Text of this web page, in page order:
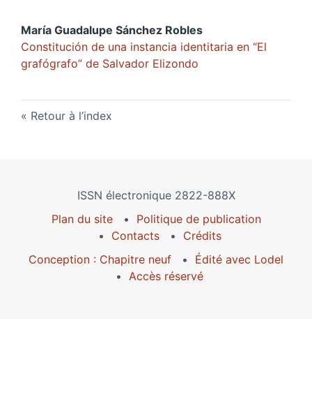
María Guadalupe Sánchez Robles
Constitución de una instancia identitaria en “El
grafógrafo” de Salvador Elizondo
Retour à l’index
ISSN électronique 2822-888X
Plan du site
Politique de publication
Contacts
Crédits
Conception : Chapitre neuf
Édité avec Lodel
Accès réservé